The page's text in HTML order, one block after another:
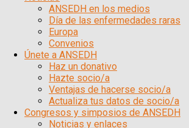
ANSEDH en los medios
Día de las enfermedades raras
Europa
Convenios
Únete a ANSEDH
Haz un donativo
Hazte socio/a
Ventajas de hacerse socio/a
Actualiza tus datos de socio/a
Congresos y simposios de ANSEDH
Noticias y enlaces